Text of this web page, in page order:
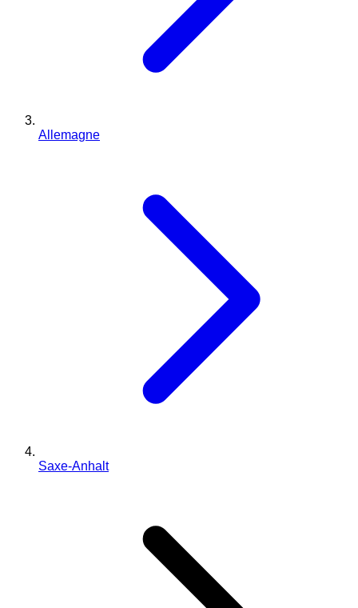
Allemagne
Saxe-Anhalt